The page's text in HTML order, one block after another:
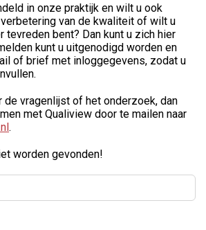
in onze praktijk en wilt u ook
van de kwaliteit of wilt u
tevreden bent? Dan kunt u zich hier
kunt u uitgenodigd worden en
of brief met inloggegevens, zodat u
de vragenlijst of het onderzoek, dan
met Qualiview door te mailen naar
.
worden gevonden!